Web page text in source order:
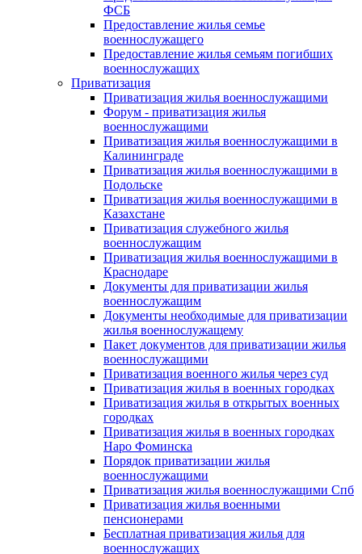
ФСБ
Предоставление жилья семье
военнослужащего
Предоставление жилья семьям погибших
военнослужащих
Приватизация
Приватизация жилья военнослужащими
Форум - приватизация жилья
военнослужащими
Приватизация жилья военнослужащими в
Калининграде
Приватизация жилья военнослужащими в
Подольске
Приватизация жилья военнослужащими в
Казахстане
Приватизация служебного жилья
военнослужащим
Приватизация жилья военнослужащими в
Краснодаре
Документы для приватизации жилья
военнослужащим
Документы необходимые для приватизации
жилья военнослужащему
Пакет документов для приватизации жилья
военнослужащими
Приватизация военного жилья через суд
Приватизация жилья в военных городках
Приватизация жилья в открытых военных
городках
Приватизация жилья в военных городках
Наро Фоминска
Порядок приватизации жилья
военнослужащими
Приватизация жилья военнослужащими Спб
Приватизация жилья военными
пенсионерами
Бесплатная приватизация жилья для
военнослужащих